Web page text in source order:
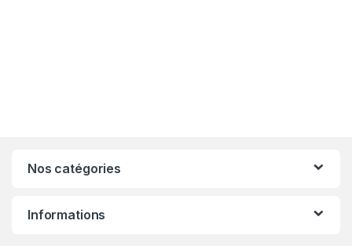
Nos catégories
Informations